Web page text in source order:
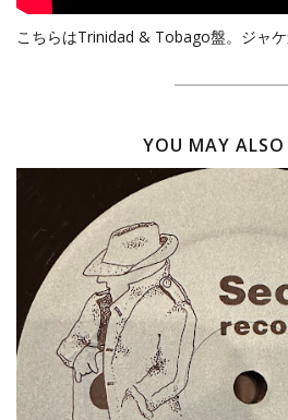
こちらはTrinidad & Tobago盤。ジャケ
YOU MAY ALSO